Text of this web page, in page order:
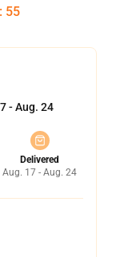
: 54
- Aug. 24
Delivered
Aug. 17 - Aug. 24